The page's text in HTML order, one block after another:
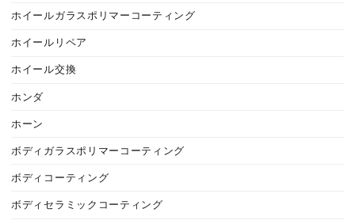
ホイールガラスポリマーコーティング
ホイールリペア
ホイール交換
ホンダ
ホーン
ボディガラスポリマーコーティング
ボディコーティング
ボディセラミックコーティング